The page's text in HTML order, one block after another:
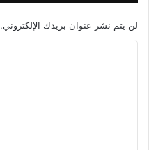
لن يتم نشر عنوان بريدك الإلكتروني.